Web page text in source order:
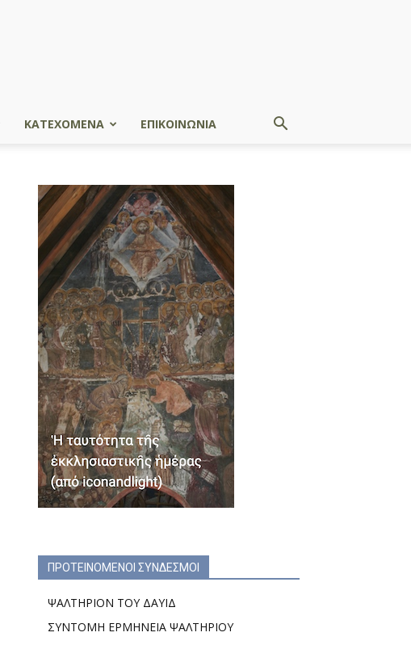
ΚΑΤΕΧΟΜΕΝΑ ΕΠΙΚΟΙΝΩΝΙΑ
ΠΡΟΤΕΙΝΟΜΕΝΟΙ ΣΥΝΔΕΣΜΟΙ
ΨΑΛΤΗΡΙΟΝ ΤΟΥ ΔΑΥΙΔ
ΣΥΝΤΟΜΗ ΕΡΜΗΝΕΙΑ ΨΑΛΤΗΡΙΟΥ